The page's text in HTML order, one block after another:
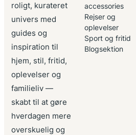
roligt, kurateret
univers med
guides og
inspiration til
hjem, stil, fritid,
oplevelser og
familieliv —
skabt til at gøre
hverdagen mere
overskuelig og
accessories
Rejser og
oplevelser
Sport og fritid
Blogsektion